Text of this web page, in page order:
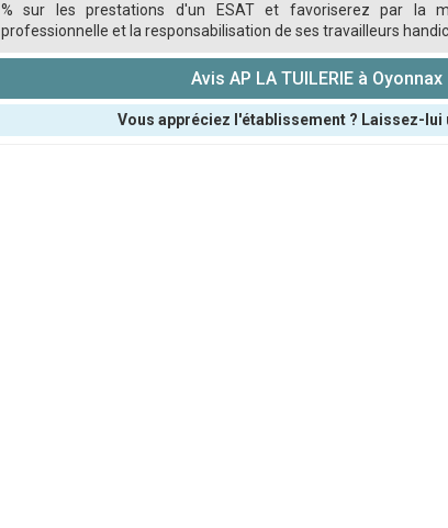
% sur les prestations d'un ESAT et favoriserez par la
professionnelle et la responsabilisation de ses travailleurs
Avis AP LA TUILERIE à Oyonnax
Vous appréciez l'établissement ? Laissez-lui